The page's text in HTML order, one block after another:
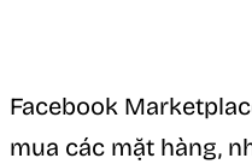
Facebook
mua các mặt hàng,